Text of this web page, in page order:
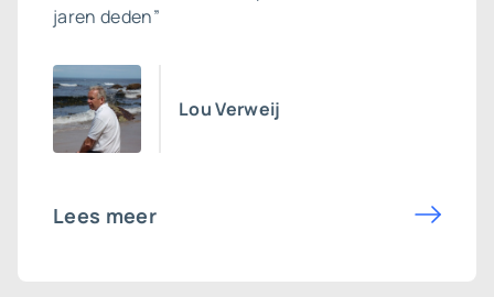
jaren deden”
Lou Verweij
Lees meer